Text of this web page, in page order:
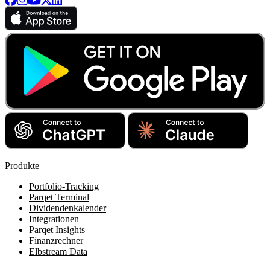
Produkte
Portfolio-Tracking
Parqet Terminal
Dividendenkalender
Integrationen
Parqet Insights
Finanzrechner
Elbstream Data